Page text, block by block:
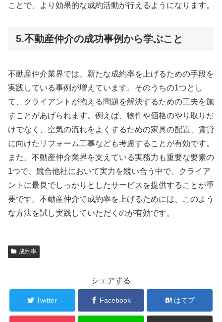
ことで、より効果的な成約活動が行えるようになります。
5.不動産仲介の成功事例から学ぶこと
不動産仲介業界では、新たな成約率を上げるための手段を
実践している事例が増えています。そのうちの1つとし
て、クライアントが抱える問題を解決するための工夫を施
すことがあげられます。例えば、物件や価格のやり取りだ
けでなく、空気の流れをよくするための家具の配置、賃貸
に向けたリフォーム工事なども考慮することが有効です。
また、不動産仲介業界を支えている実務力も重要な要素の
1つで、競合他社において実力を競い合う中で、クライア
ントに最良でしっかりとしたサービスを提供することが重
要です。不動産仲介で成約率を上げるためには、このよう
な方法を試し実践していただくのが有効です。
成約率
シェアする
Twitter Facebook はてブ